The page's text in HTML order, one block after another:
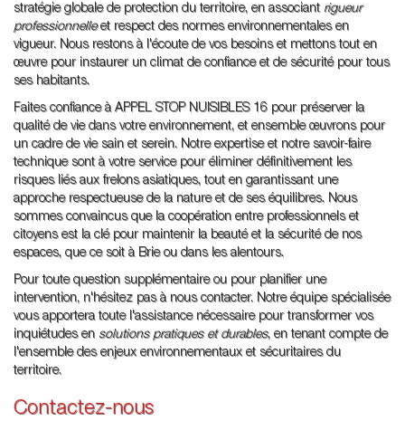
stratégie globale de protection du territoire, en associant rigueur
professionnelleet respect des normes environnementales en
vigueur. Nous restons à l'écoute de vos besoins et mettons tout en
œuvre pour instaurer un climat de confiance et de sécurité pour tous
ses habitants.
Faites confiance à APPEL STOP NUISIBLES 16 pour préserver la
qualité de vie dans votre environnement, et ensemble œuvrons pour
un cadre de vie sain et serein. Notre expertise et notre savoir-faire
technique sont à votre service pour éliminer définitivement les
risques liés aux frelons asiatiques, tout en garantissant une
approche respectueuse de la nature et de ses équilibres. Nous
sommes convaincus que la coopération entre professionnels et
citoyens est la clé pour maintenir la beauté et la sécurité de nos
espaces, que ce soit à Brie ou dans les alentours.
Pour toute question supplémentaire ou pour planifier une
intervention, n'hésitez pas à nous contacter. Notre équipe spécialisée
vous apportera toute l'assistance nécessaire pour transformer vos
inquiétudes en solutions pratiques et durables, en tenant compte de
l'ensemble des enjeux environnementaux et sécuritaires du
territoire.
Contactez-nous